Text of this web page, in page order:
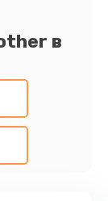
в
приведем